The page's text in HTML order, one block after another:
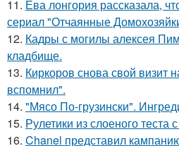
11. Ева лонгория рассказала,
сериал "Отчаянные
12. Кадры с могилы алексея
кладбище.
13. Киркоров снова свой визит
вспомнил".
14. "Мясо По-грузински".
15. Рулетики из слоеного теста
16. Chanel представил